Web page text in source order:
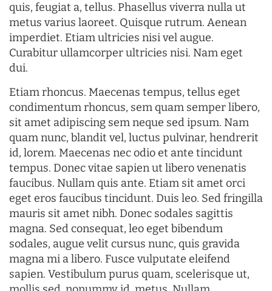
quis, feugiat a, tellus. Phasellus viverra nulla ut
metus varius laoreet. Quisque rutrum. Aenean
imperdiet. Etiam ultricies nisi vel augue.
Curabitur ullamcorper ultricies nisi. Nam eget
dui.
Etiam rhoncus. Maecenas tempus, tellus eget
condimentum rhoncus, sem quam semper libero,
sit amet adipiscing sem neque sed ipsum. Nam
quam nunc, blandit vel, luctus pulvinar, hendrerit
id, lorem. Maecenas nec odio et ante tincidunt
tempus. Donec vitae sapien ut libero venenatis
faucibus. Nullam quis ante. Etiam sit amet orci
eget eros faucibus tincidunt. Duis leo. Sed fringilla
mauris sit amet nibh. Donec sodales sagittis
magna. Sed consequat, leo eget bibendum
sodales, augue velit cursus nunc, quis gravida
magna mi a libero. Fusce vulputate eleifend
sapien. Vestibulum purus quam, scelerisque ut,